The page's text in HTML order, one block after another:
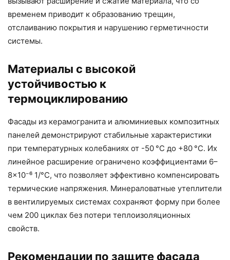
временем приводит к образованию трещин,
отслаиванию покрытия и нарушению герметичности
системы.
Материалы с высокой
устойчивостью к
термоциклированию
Фасады из керамогранита и алюминиевых композитных
панелей демонстрируют стабильные характеристики
при температурных колебаниях от -50 °C до +80 °C. Их
линейное расширение ограничено коэффициентами 6–
8×10⁻⁶ 1/°C, что позволяет эффективно компенсировать
термические напряжения. Минераловатные утеплители
в вентилируемых системах сохраняют форму при более
чем 200 циклах без потери теплоизоляционных
свойств.
Рекомендации по защите фасада